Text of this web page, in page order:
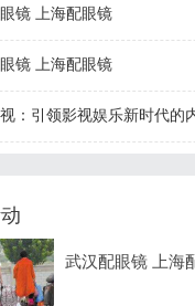
镜 上海配眼镜
镜 上海配眼镜
：引领影视娱乐新时代的内容创
武汉配眼镜 上海